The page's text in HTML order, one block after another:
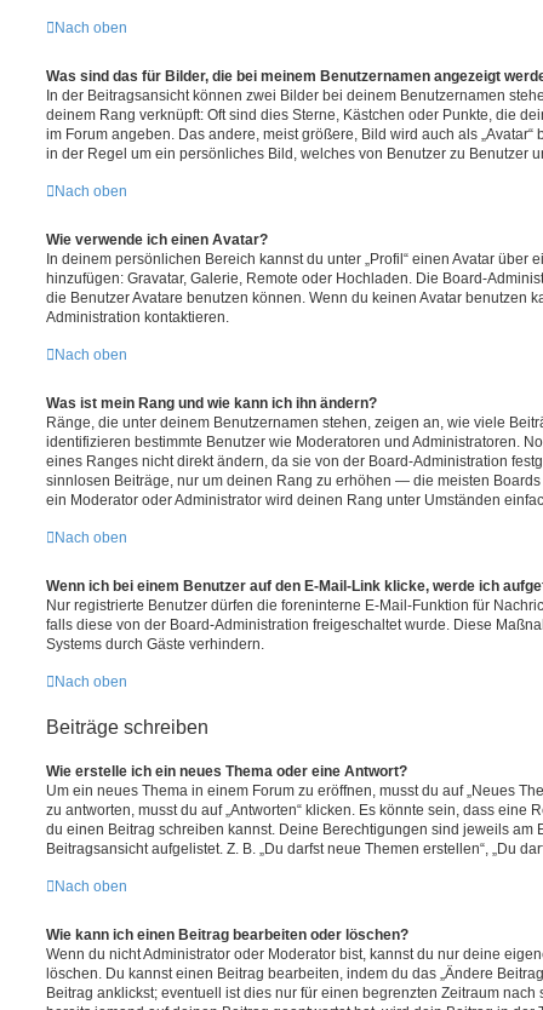
Nach oben
Was sind das für Bilder, die bei meinem Benutzernamen angezeigt
In der Beitragsansicht können zwei Bilder bei deinem Benutzernamen
deinem Rang verknüpft: Oft sind dies Sterne, Kästchen oder Punkte, die
im Forum angeben. Das andere, meist größere, Bild wird auch als
in der Regel um ein persönliches Bild, welches von Benutzer zu Benutzer
Nach oben
Wie verwende ich einen Avatar?
In deinem persönlichen Bereich kannst du unter „Profil“ einen Avatar über
hinzufügen: Gravatar, Galerie, Remote oder Hochladen. Die Board-
die Benutzer Avatare benutzen können. Wenn du keinen Avatar benutzen
Administration kontaktieren.
Nach oben
Was ist mein Rang und wie kann ich ihn ändern?
Ränge, die unter deinem Benutzernamen stehen, zeigen an, wie viele
identifizieren bestimmte Benutzer wie Moderatoren und Administratoren.
eines Ranges nicht direkt ändern, da sie von der Board-Administration
sinnlosen Beiträge, nur um deinen Rang zu erhöhen — die meisten
ein Moderator oder Administrator wird deinen Rang unter Umständen
Nach oben
Wenn ich bei einem Benutzer auf den E-Mail-Link klicke, werde ich
Nur registrierte Benutzer dürfen die foreninterne E-Mail-Funktion für
falls diese von der Board-Administration freigeschaltet wurde. Diese
Systems durch Gäste verhindern.
Nach oben
Beiträge schreiben
Wie erstelle ich ein neues Thema oder eine Antwort?
Um ein neues Thema in einem Forum zu eröffnen, musst du auf „Neues
zu antworten, musst du auf „Antworten“ klicken. Es könnte sein, dass eine
du einen Beitrag schreiben kannst. Deine Berechtigungen sind jeweils am
Beitragsansicht aufgelistet. Z. B. „Du darfst neue Themen erstellen“, „Du
Nach oben
Wie kann ich einen Beitrag bearbeiten oder löschen?
Wenn du nicht Administrator oder Moderator bist, kannst du nur deine
löschen. Du kannst einen Beitrag bearbeiten, indem du das „Ändere
Beitrag anklickst; eventuell ist dies nur für einen begrenzten Zeitraum